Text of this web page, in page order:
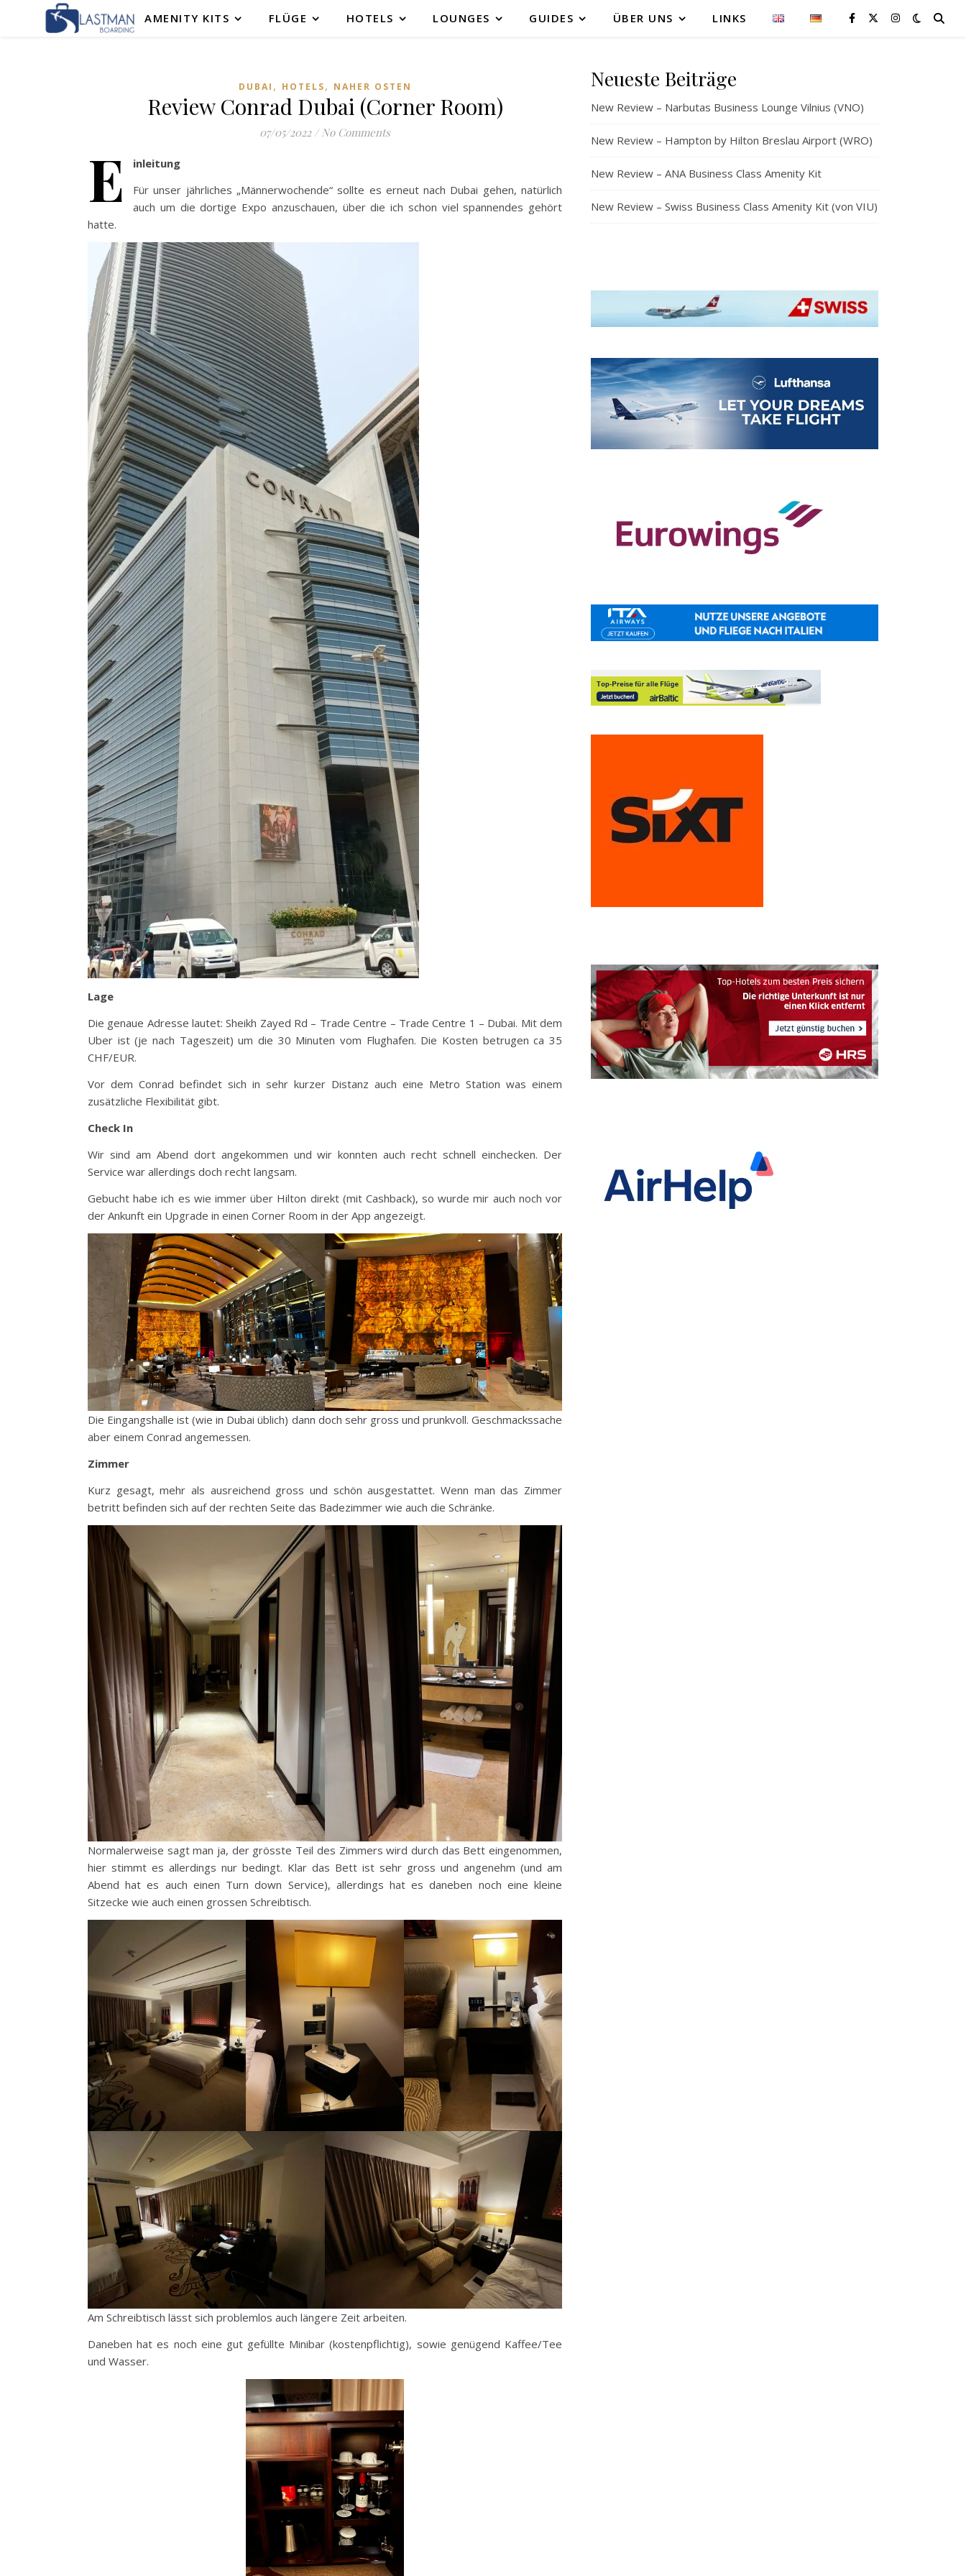
AMENITY KITS FLÜGE HOTELS LOUNGES GUIDES ÜBER UNS LINKS
DUBAI , HOTELS, NAHER OSTEN
Review Conrad Dubai (Corner Room)
07/05/2022 / No Comments
E
inleitung
Für unser jährliches „Männerwochende“ sollte es erneut nach Dubai gehen, natürlich
auch um die dortige Expo anzuschauen, über die ich schon viel spannendes gehört
hatte.
Lage
Die genaue Adresse lautet: Sheikh Zayed Rd – Trade Centre – Trade Centre 1 – Dubai. Mit dem
Uber ist (je nach Tageszeit) um die 30 Minuten vom Flughafen. Die Kosten betrugen ca 35
CHF/EUR.
Vor dem Conrad befindet sich in sehr kurzer Distanz auch eine Metro Station was einem
zusätzliche Flexibilität gibt.
Check In
Wir sind am Abend dort angekommen und wir konnten auch recht schnell einchecken. Der
Service war allerdings doch recht langsam.
Gebucht habe ich es wie immer über Hilton direkt (mit Cashback), so wurde mir auch noch vor
der Ankunft ein Upgrade in einen Corner Room in der App angezeigt.
Die Eingangshalle ist (wie in Dubai üblich) dann doch sehr gross und prunkvoll. Geschmackssache
aber einem Conrad angemessen.
Zimmer
Kurz gesagt, mehr als ausreichend gross und schön ausgestattet. Wenn man das Zimmer
betritt befinden sich auf der rechten Seite das Badezimmer wie auch die Schränke.
Normalerweise sagt man ja, der grösste Teil des Zimmers wird durch das Bett eingenommen,
hier stimmt es allerdings nur bedingt. Klar das Bett ist sehr gross und angenehm (und am
Abend hat es auch einen Turn down Service), allerdings hat es daneben noch eine kleine
Sitzecke wie auch einen grossen Schreibtisch.
Am Schreibtisch lässt sich problemlos auch längere Zeit arbeiten.
Daneben hat es noch eine gut gefüllte Minibar (kostenpflichtig), sowie genügend Kaffee/Tee
und Wasser.
Neueste Beiträge
New Review – Narbutas Business Lounge Vilnius (VNO)
New Review – Hampton by Hilton Breslau Airport (WRO)
New Review – ANA Business Class Amenity Kit
New Review – Swiss Business Class Amenity Kit (von VIU)